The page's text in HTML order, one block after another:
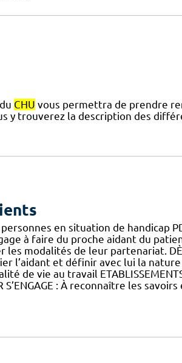
CHU vous permettra de prendre
y trouverez la description des
en situation de handicap
à faire du proche aidant du
modalités de leur partenariat. DÈS
l’aidant et définir avec lui la
de vie au travail
S’ENGAGE : À reconnaître les